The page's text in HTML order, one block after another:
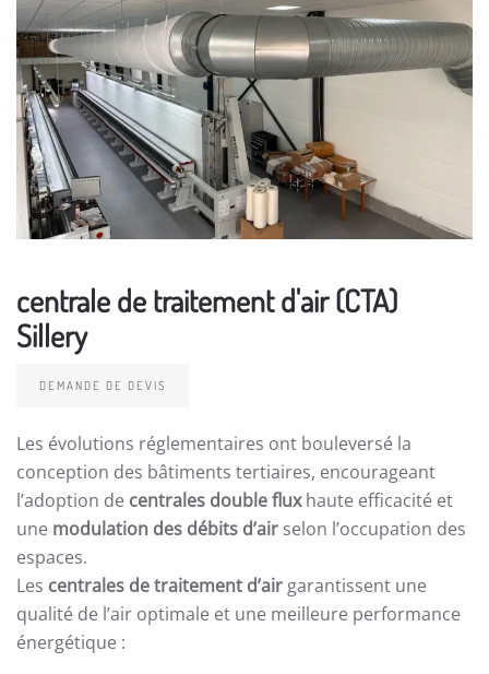
centrale de traitement d'air (CTA)
Sillery
DEMANDE DE DEVIS
Les évolutions réglementaires ont bouleversé la
conception des bâtiments tertiaires, encourageant
l’adoption de centrales double fluxhaute efficacité et
une modulation des débits d’air selon l’occupation des
espaces.
Les centrales de traitement d’air garantissent une
qualité de l’air optimale et une meilleure performance
énergétique :